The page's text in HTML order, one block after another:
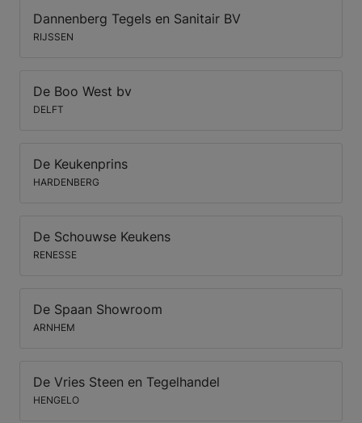
Dannenberg Tegels en Sanitair BV
RIJSSEN
De Boo West bv
DELFT
De Keukenprins
HARDENBERG
De Schouwse Keukens
RENESSE
De Spaan Showroom
ARNHEM
De Vries Steen en Tegelhandel
HENGELO